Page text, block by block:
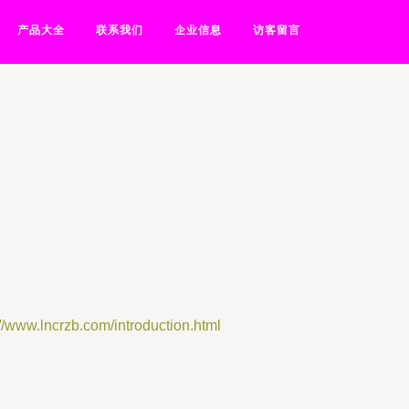
产品大全 联系我们 企业信息 访客留言
introduction.html